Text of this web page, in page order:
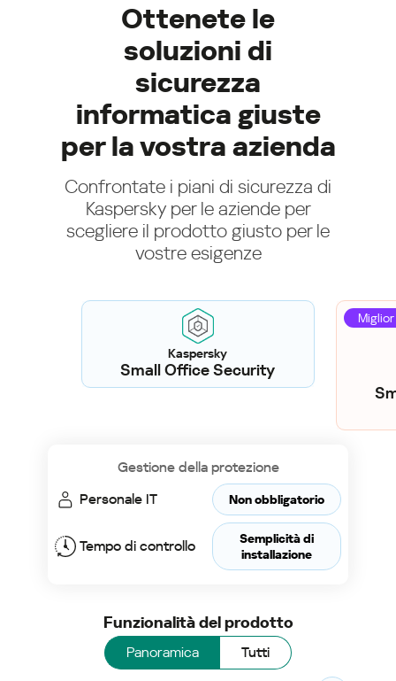
Ottenete le
soluzioni di
sicurezza
informatica giuste
per la vostra azienda
Confrontate i piani di sicurezza di
Kaspersky per le aziende per
scegliere il prodotto giusto per le
vostre esigenze
Kaspersky
Small Office Security
Gestione della protezione
Personale IT
Non obbligatorio
Tempo di controllo
Semplicità di
installazione
Funzionalità del prodotto
Panoramica Tutti